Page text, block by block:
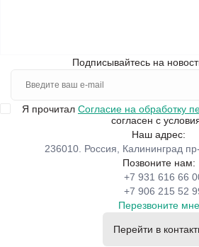
Подписывайтесь на
Я прочитал Согласие на обработку
согласен с
Наш адрес:
236010. Россия, Калининград
Позвоните нам:
+7 931 616 66
+7 906 215 52
Перезвоните мне
Перейти в